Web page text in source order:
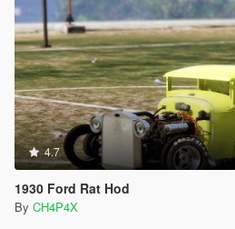
4.7
1930 Ford Rat Hod
By CH4P4X